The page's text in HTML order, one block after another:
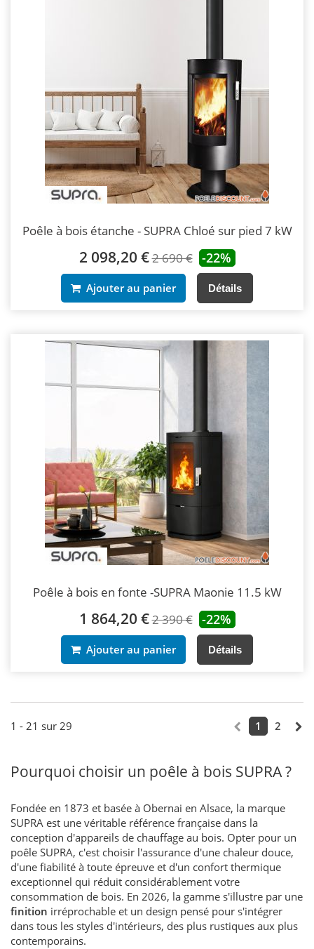
Poêle à bois étanche - SUPRA Chloé sur pied 7 kW
2 098,20 €2 690 € -22%
Ajouter au panier Détails
Poêle à bois en fonte -SUPRA Maonie 11.5 kW
1 864,20 €2 390 € -22%
Ajouter au panier Détails
1 2
1 - 21 sur 29
Pourquoi choisir un poêle à bois SUPRA ?
Fondée en 1873 et basée à Obernai en Alsace, la marque
SUPRA est une véritable référence française dans la
conception d'appareils de chauffage au bois. Opter pour un
poêle SUPRA, c'est choisir l'assurance d'une chaleur douce,
d'une fiabilité à toute épreuve et d'un confort thermique
exceptionnel qui réduit considérablement votre
consommation de bois. En 2026, la gamme s'illustre par une
finition irréprochable et un design pensé pour s'intégrer
dans tous les styles d'intérieurs, des plus rustiques aux plus
contemporains.